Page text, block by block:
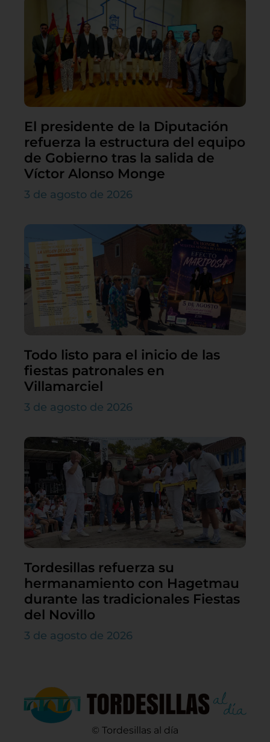
El presidente de la Diputación
refuerza la estructura del equipo
de Gobierno tras la salida de
Víctor Alonso Monge
3 de agosto de 2026
Todo listo para el inicio de las
fiestas patronales en
Villamarciel
3 de agosto de 2026
Tordesillas refuerza su
hermanamiento con Hagetmau
durante las tradicionales Fiestas
del Novillo
3 de agosto de 2026
© Tordesillas al día